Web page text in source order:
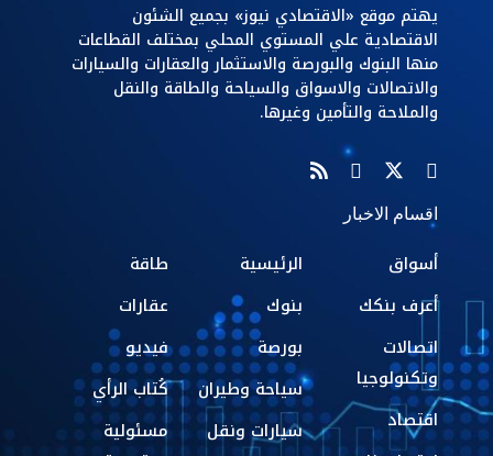
يهتم موقع «الاقتصادي نيوز» بجميع الشئون
الاقتصادية علي المستوي المحلي بمختلف القطاعات
منها البنوك والبورصة والاستثمار والعقارات والسيارات
والاتصالات والاسواق والسياحة والطاقة والنقل
والملاحة والتأمين وغيرها.
اقسام الاخبار
أسواق
أعرف بنكك
اتصالات
وتكنولوجيا
اقتصاد
الرئيسية
بنوك
بورصة
سياحة وطيران
سيارات ونقل
طاقة
عقارات
فيديو
كُتاب الرأي
مسئولية